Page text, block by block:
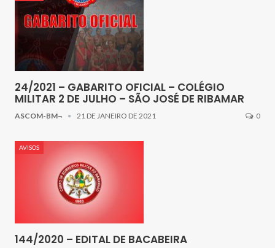
24/2021 – GABARITO OFICIAL – COLÉGIO
MILITAR 2 DE JULHO – SÃO JOSÉ DE RIBAMAR
ASCOM-BM¬ 21 DE JANEIRO DE 2021 0
AVISOS
144/2020 – EDITAL DE BACABEIRA